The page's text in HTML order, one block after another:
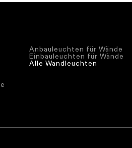
Anbauleuchten für Wände
Einbauleuchten für Wände
Alle Wandleuchten